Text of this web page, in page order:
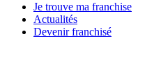
Je trouve ma franchise
Actualités
Devenir franchisé